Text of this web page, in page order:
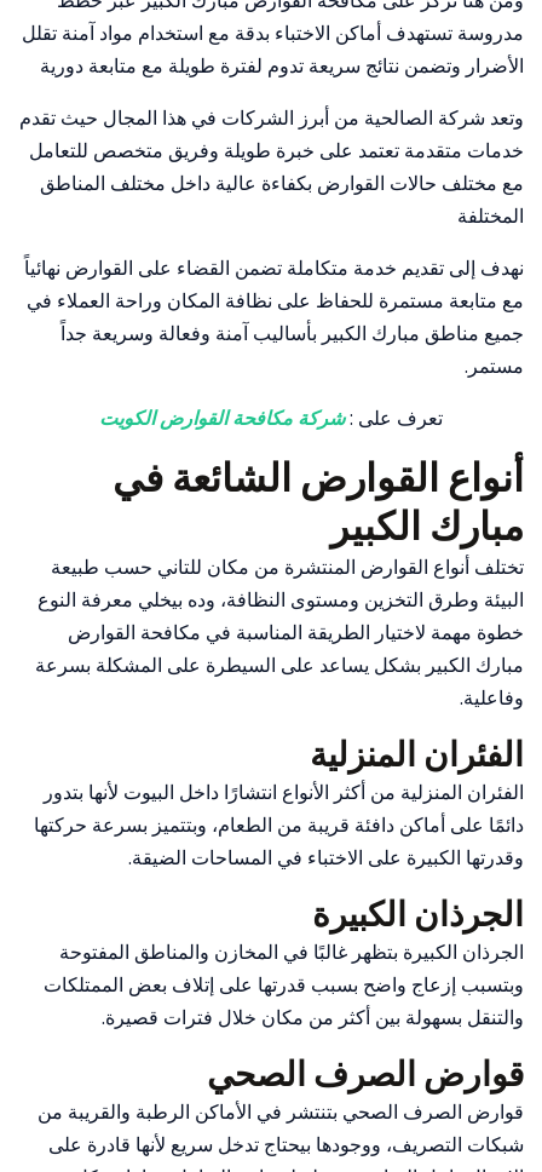
مدروسة تستهدف أماكن الاختباء بدقة مع استخدام مواد آمنة تقلل
الأضرار وتضمن نتائج سريعة تدوم لفترة طويلة مع متابعة دورية
وتعد شركة الصالحية من أبرز الشركات في هذا المجال حيث تقدم
خدمات متقدمة تعتمد على خبرة طويلة وفريق متخصص للتعامل
مع مختلف حالات القوارض بكفاءة عالية داخل مختلف المناطق
المختلفة
نهدف إلى تقديم خدمة متكاملة تضمن القضاء على القوارض نهائياً
مع متابعة مستمرة للحفاظ على نظافة المكان وراحة العملاء في
جميع مناطق مبارك الكبير بأساليب آمنة وفعالة وسريعة جداً
مستمر.
تعرف على :شركة مكافحة القوارض الكويت
أنواع القوارض الشائعة في
مبارك الكبير
تختلف أنواع القوارض المنتشرة من مكان للتاني حسب طبيعة
البيئة وطرق التخزين ومستوى النظافة، وده بيخلي معرفة النوع
خطوة مهمة لاختيار الطريقة المناسبة في مكافحة القوارض
مبارك الكبير بشكل يساعد على السيطرة على المشكلة بسرعة
وفاعلية.
الفئران المنزلية
الفئران المنزلية من أكثر الأنواع انتشارًا داخل البيوت لأنها بتدور
دائمًا على أماكن دافئة قريبة من الطعام، وبتتميز بسرعة حركتها
وقدرتها الكبيرة على الاختباء في المساحات الضيقة.
الجرذان الكبيرة
الجرذان الكبيرة بتظهر غالبًا في المخازن والمناطق المفتوحة
وبتسبب إزعاج واضح بسبب قدرتها على إتلاف بعض الممتلكات
والتنقل بسهولة بين أكثر من مكان خلال فترات قصيرة.
قوارض الصرف الصحي
قوارض الصرف الصحي بتنتشر في الأماكن الرطبة والقريبة من
شبكات التصريف، ووجودها بيحتاج تدخل سريع لأنها قادرة على